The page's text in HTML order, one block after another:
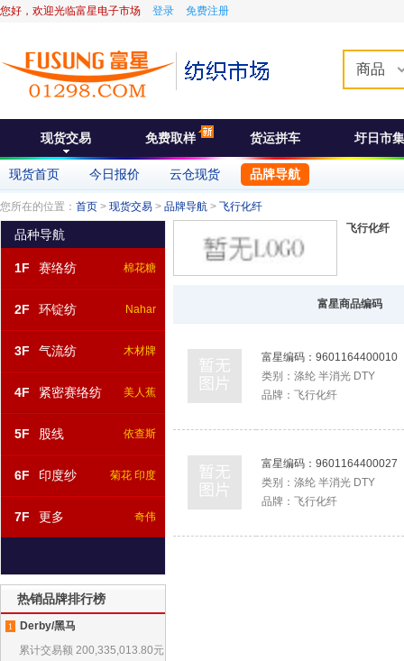
您好，欢迎光临富星电子市场 登录 免费注册
商品
现货交易 免费取样 货运拼车 圩日市集
现货首页 今日报价 云仓现货 品牌导航
您所在的位置： 首页 > 现货交易 > 品牌导航 > 飞行化纤
品种导航
1F 赛络纺 棉花糖
2F 环锭纺 Nahar
3F 气流纺 木材牌
4F 紧密赛络纺 美人蕉
5F 股线 依查斯
6F 印度纱 菊花 印度
7F 更多 奇伟
热销品牌排行榜
1
Derby/黑马
累计交易额 200,335,013.80元
飞行化纤
富星商品编码
富星编码： 9601164400010
类别： 涤纶 半消光 DTY
品牌： 飞行化纤
富星编码： 9601164400027
类别： 涤纶 半消光 DTY
品牌： 飞行化纤